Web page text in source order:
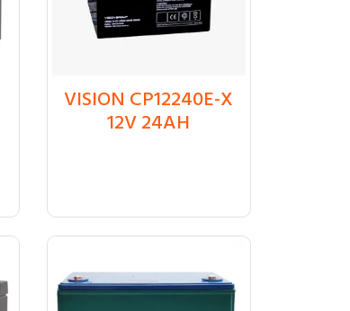
₸ 26 100
VISION CP12240E-X
12V 24AH